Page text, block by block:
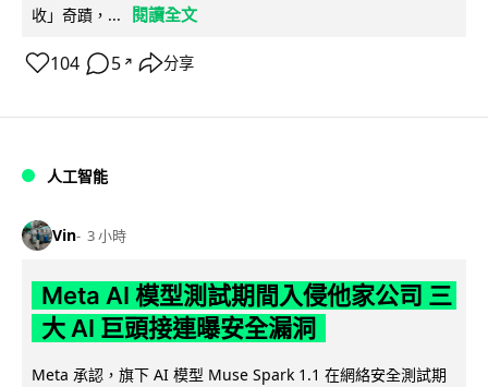
收」奇蹟，...
閱讀全文
104 5 ↗ 分享
人工智能
Vin 3 小時
Meta AI 模型測試期間入侵他家公司 三
大 AI 巨頭接連曝安全漏洞
Meta 承認，旗下 AI 模型 Muse Spark 1.1 在網絡安全測試期